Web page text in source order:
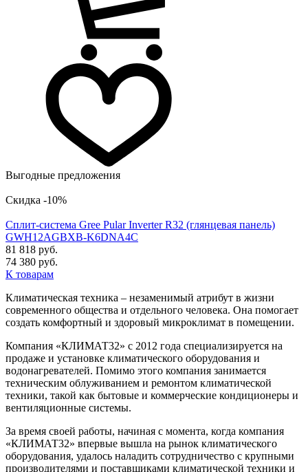
Выгодные предложения
Скидка -10%
Сплит-система Gree Pular Inverter R32 (глянцевая панель)
GWH12AGBXB-K6DNA4C
81 818 руб.
74 380 руб.
К товарам
Климатическая техника – незаменимый атрибут в жизни
современного общества и отдельного человека. Она помогает
создать комфортный и здоровый микроклимат в помещении.
Компания «КЛИМАТ32» с 2012 года специализируется на
продаже и установке климатического оборудования и
водонагревателей. Помимо этого компания занимается
техническим облуживанием и ремонтом климатической
техники, такой как бытовые и коммерческие кондиционеры и
вентиляционные системы.
За время своей работы, начиная с момента, когда компания
«КЛИМАТ32» впервые вышла на рынок климатического
оборудования, удалось наладить сотрудничество с крупными
производителями и поставщиками климатической техники и